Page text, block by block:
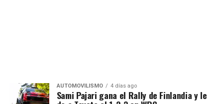
AUTOMOVILISMO 4 días ago
Sami Pajari gana el Rally de Finlandia y le